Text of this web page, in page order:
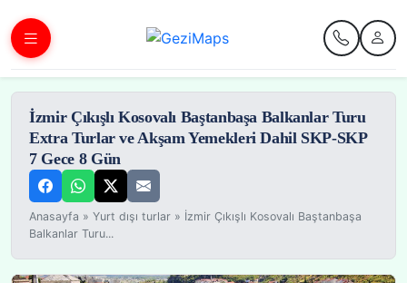
İzmir Çıkışlı Kosovalı Baştanbaşa Balkanlar Turu
Extra Turlar ve Akşam Yemekleri Dahil SKP-SKP
7 Gece 8 Gün
Anasayfa »Yurt dışı turlar » İzmir Çıkışlı Kosovalı Baştanbaşa
Balkanlar Turu...